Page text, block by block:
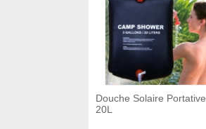
Douche Solaire Portative
20L